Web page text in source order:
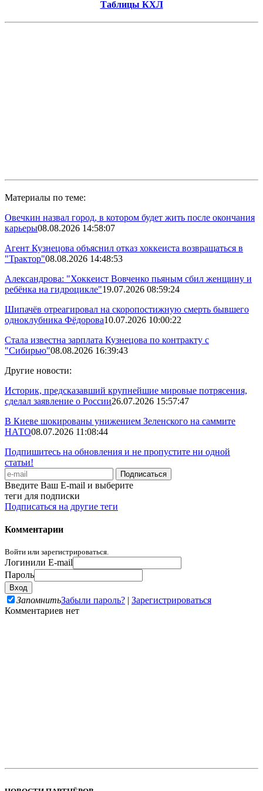
Таблицы КХЛ
Материалы по теме:
Овечкин назвал город, в котором будет жить после окончания
карьеры08.08.2026 14:58:07
Агент Кузнецова объяснил отказ хоккеиста возвращаться в
"Трактор"08.08.2026 14:48:53
Александрова: "Хоккеист Вовченко пьяным сбил женщину и
ребёнка на гидроцикле"19.07.2026 08:59:24
Шипачёв отреагировал на скоропостижную смерть бывшего
одноклубника Фёдорова10.07.2026 10:00:22
Стала известна зарплата Кузнецова по контракту с
"Сибирью"08.08.2026 16:39:43
Другие новости:
Историк, предсказавший крупнейшие мировые потрясения,
сделал заявление о России26.07.2026 15:57:47
В Киеве шокированы унижением Зеленского на саммите
НАТО08.07.2026 11:08:44
Подпишитесь на обновления и не пропустите ни одной
статьи!
Введите Ваш E-mail и выберите
теги для подписки
Подписаться на другие теги
Комментарии
Войти или зарегистрироваться.
Логинили E-mail
Пароль
ЗапомнитьЗабыли пароль? | Зарегистрироваться
Комментариев нет